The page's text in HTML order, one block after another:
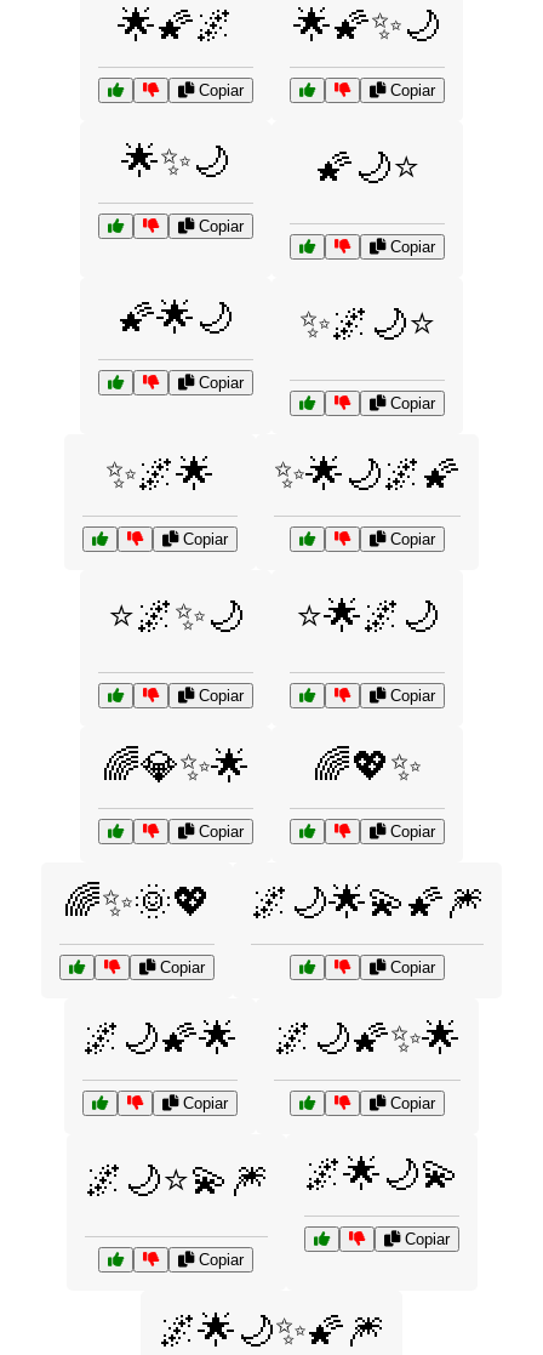
🌟🌠🌌
Copiar
🌟🌠✨🌙
Copiar
🌟✨🌙
Copiar
🌠🌙⭐
Copiar
🌠🌟🌙
Copiar
✨🌌🌙⭐
Copiar
✨🌌🌟
Copiar
✨🌟🌙🌌🌠
Copiar
⭐🌌✨🌙
Copiar
⭐🌟🌌🌙
Copiar
🌈💎✨🌟
Copiar
🌈💖✨
Copiar
🌈✨🌞💖
Copiar
🌌🌙🌟💫🌠🎆
Copiar
🌌🌙🌠🌟
Copiar
🌌🌙🌠✨🌟
Copiar
🌌🌙⭐💫🎆
Copiar
🌌🌟🌙💫
Copiar
🌌🌟🌙✨🌠🎆